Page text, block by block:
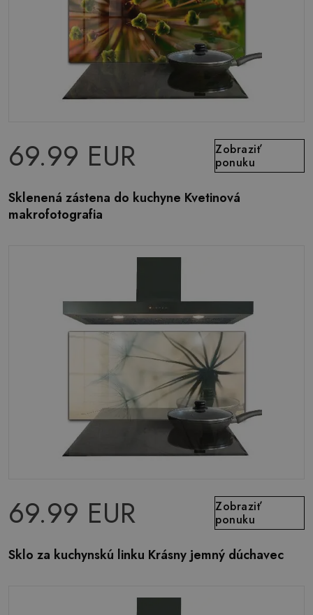
69.99 EUR
Zobraziť
ponuku
Sklenená zástena do kuchyne Kvetinová
makrofotografia
69.99 EUR
Zobraziť
ponuku
Sklo za kuchynskú linku Krásny jemný dúchavec